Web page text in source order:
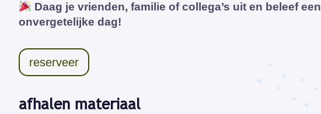
Daag je vrienden, familie of collega’s uit en beleef een
onvergetelijke dag!
reserveer
afhalen materiaal